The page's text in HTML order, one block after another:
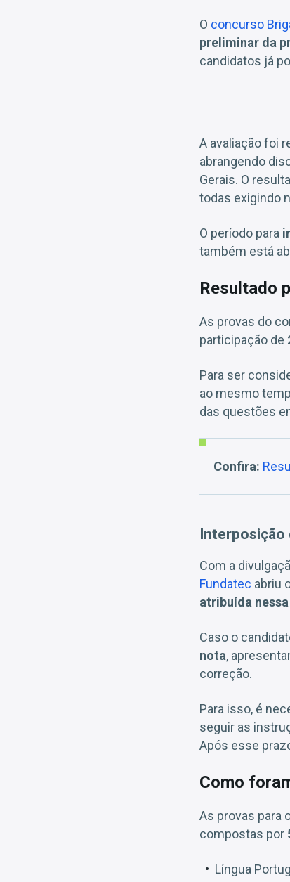
O concurso
preliminar da
candidatos já
A avaliação foi
abrangendo
Gerais. O
todas exigindo
O período para
também está
Resultado
As provas do
participação de
Para ser
ao mesmo
das questões
Confira:
Interposição
Com a
Fundatec abriu
atribuída
Caso o
nota,
correção.
Para isso, é
seguir as
Após esse
Como
As provas para
compostas por
Língua